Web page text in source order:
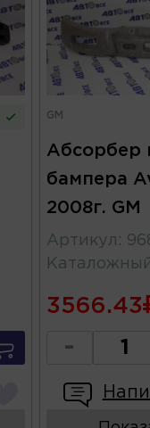
GM
Абсорбер
бампера
2008г. GM
Артикул :
3566.43
-